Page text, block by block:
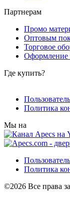
Партнерам
Промо
Оптовым
Торговое
Оформление
Где купить?
Политика
Мы на
Политика
©2026 Все права